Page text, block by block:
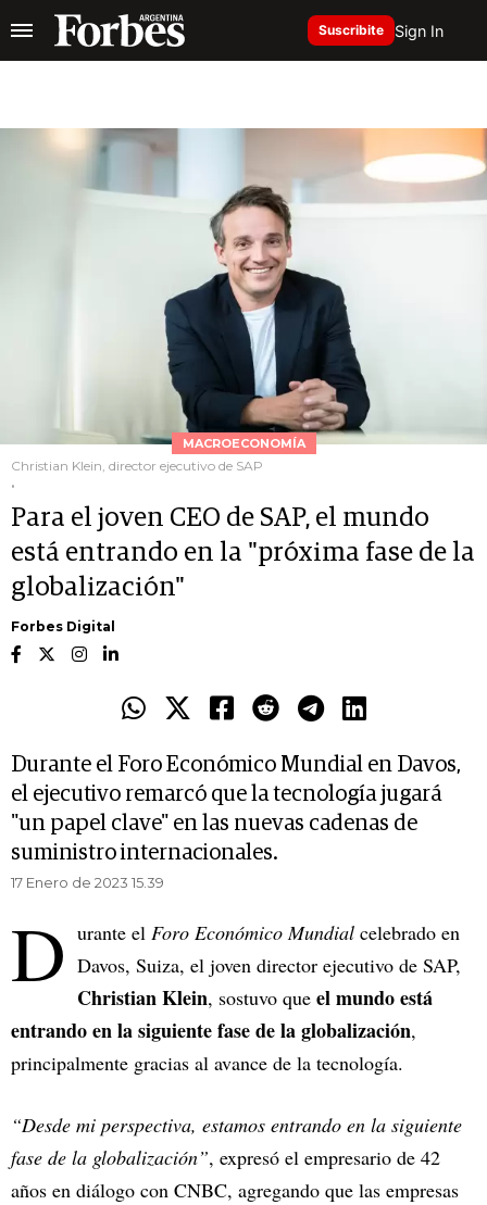
Suscribite Sign In
MACROECONOMÍA
Christian Klein, director ejecutivo de SAP
.
Para el joven CEO de SAP, el mundo
está entrando en la "próxima fase de la
globalización"
Forbes Digital
Durante el Foro Económico Mundial en Davos,
el ejecutivo remarcó que la tecnología jugará
"un papel clave" en las nuevas cadenas de
suministro internacionales.
17 Enero de 2023 15.39
D urante el Foro Económico Mundial celebrado en
Davos, Suiza, el joven director ejecutivo de SAP,
Christian Klein, sostuvo que el mundo está
entrando en la siguiente fase de la globalización,
principalmente gracias al avance de la tecnología.
“Desde mi perspectiva, estamos entrando en la siguiente
fase de la globalización”, expresó el empresario de 42
años en diálogo con CNBC, agregando que las empresas